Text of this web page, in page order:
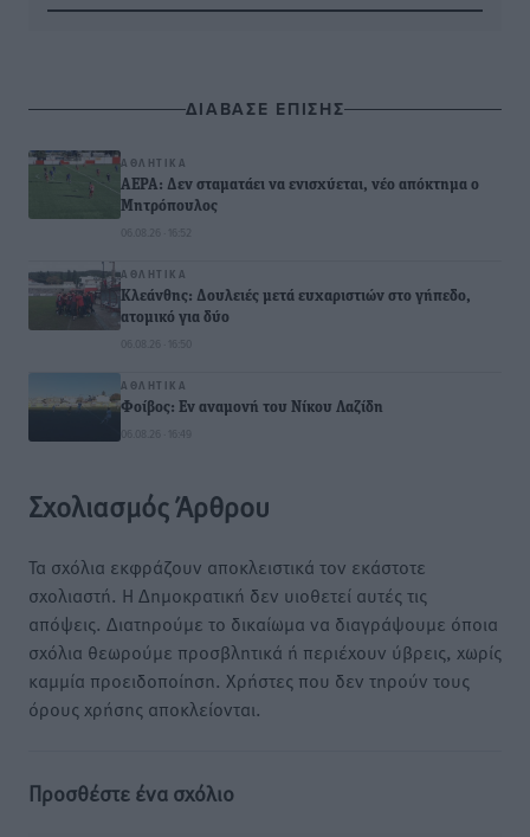
ΔΙΑΒΑΣΕ ΕΠΙΣΗΣ
ΑΘΛΗΤΙΚΆ
ΑΕΡΑ: Δεν σταματάει να ενισχύεται, νέο απόκτημα ο
Μητρόπουλος
06.08.26 · 16:52
ΑΘΛΗΤΙΚΆ
Κλεάνθης: Δουλειές μετά ευχαριστιών στο γήπεδο,
ατομικό για δύο
06.08.26 · 16:50
ΑΘΛΗΤΙΚΆ
Φοίβος: Εν αναμονή του Νίκου Λαζίδη
06.08.26 · 16:49
Σχολιασμός Άρθρου
Τα σχόλια εκφράζουν αποκλειστικά τον εκάστοτε
σχολιαστή. Η Δημοκρατική δεν υιοθετεί αυτές τις
απόψεις. Διατηρούμε το δικαίωμα να διαγράψουμε όποια
σχόλια θεωρούμε προσβλητικά ή περιέχουν ύβρεις, χωρίς
καμμία προειδοποίηση. Χρήστες που δεν τηρούν τους
όρους χρήσης αποκλείονται.
Προσθέστε ένα σχόλιο